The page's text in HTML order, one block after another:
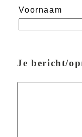
Voornaam
Je bericht/